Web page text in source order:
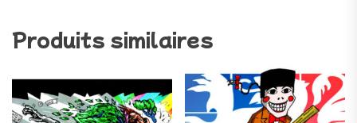
Produits similaires